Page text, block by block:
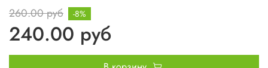
260.00 руб
240.00 руб
-8%